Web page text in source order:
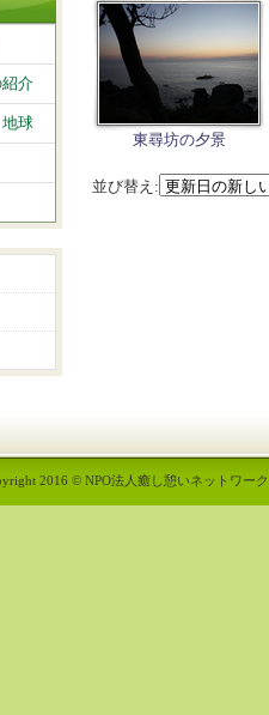
東尋坊の夕景
並び替え:
介
球
2016 © NPO法人癒し憩いネットワー